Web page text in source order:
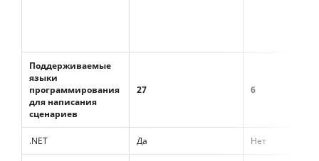
Поддерживаемые
языки
программирования
для написания
сценариев
27 6
.NET Да Нет